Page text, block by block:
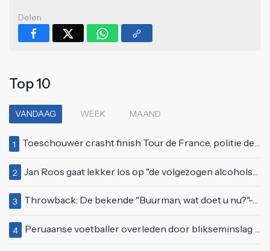
Delen
Top 10
VANDAAG WEEK MAAND
1 Toeschouwer crasht finish Tour de France, politie deelt bodycheck uit
2 Jan Roos gaat lekker los op "de volgezogen alcoholspons" Robert Jensen
3 Throwback: De bekende "Buurman, wat doet u nu?"-scène uit Flodder met Tatjana Šimić
4 Peruaanse voetballer overleden door blikseminslag tijdens wedstrijd, vijf anderen gewond